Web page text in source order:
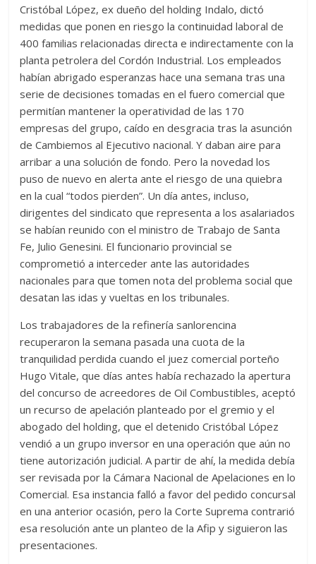
Cristóbal López, ex dueño del holding Indalo, dictó
medidas que ponen en riesgo la continuidad laboral de
400 familias relacionadas directa e indirectamente con la
planta petrolera del Cordón Industrial. Los empleados
habían abrigado esperanzas hace una semana tras una
serie de decisiones tomadas en el fuero comercial que
permitían mantener la operatividad de las 170
empresas del grupo, caído en desgracia tras la asunción
de Cambiemos al Ejecutivo nacional. Y daban aire para
arribar a una solución de fondo. Pero la novedad los
puso de nuevo en alerta ante el riesgo de una quiebra
en la cual “todos pierden”. Un día antes, incluso,
dirigentes del sindicato que representa a los asalariados
se habían reunido con el ministro de Trabajo de Santa
Fe, Julio Genesini. El funcionario provincial se
comprometió a interceder ante las autoridades
nacionales para que tomen nota del problema social que
desatan las idas y vueltas en los tribunales.
Los trabajadores de la refinería sanlorencina
recuperaron la semana pasada una cuota de la
tranquilidad perdida cuando el juez comercial porteño
Hugo Vitale, que días antes había rechazado la apertura
del concurso de acreedores de Oil Combustibles, aceptó
un recurso de apelación planteado por el gremio y el
abogado del holding, que el detenido Cristóbal López
vendió a un grupo inversor en una operación que aún no
tiene autorización judicial. A partir de ahí, la medida debía
ser revisada por la Cámara Nacional de Apelaciones en lo
Comercial. Esa instancia falló a favor del pedido concursal
en una anterior ocasión, pero la Corte Suprema contrarió
esa resolución ante un planteo de la Afip y siguieron las
presentaciones.